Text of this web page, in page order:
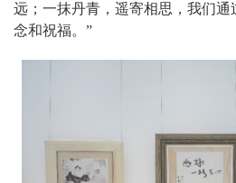
远；一抹丹青，遥寄相思，我们
念和祝福。”